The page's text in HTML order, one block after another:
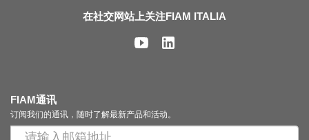
在社交网站上关注FIAM ITALIA
FIAM通讯
订阅我们的通讯，随时了解最新产品和活动。